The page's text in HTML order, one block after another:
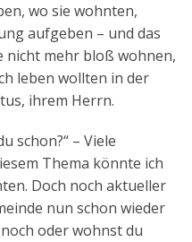
wo sie wohnten,
aufgeben – und das
nicht mehr bloß wohnen,
leben wollten in der
ihrem Herrn.
schon?“ – Viele
Thema könnte ich
Doch noch aktueller
nun schon wieder
oder wohnst du